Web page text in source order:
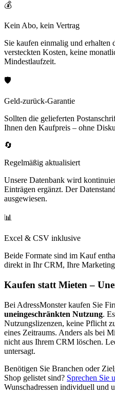
💰
Kein Abo, kein Vertrag
Sie kaufen einmalig und erhalten
versteckten Kosten, keine
Mindestlaufzeit.
🛡️
Geld-zurück-Garantie
Sollten die gelieferten
Ihnen den Kaufpreis – ohne
🔄
Regelmäßig aktualisiert
Unsere Datenbank wird
Einträgen ergänzt. Der
ausgewiesen.
📊
Excel & CSV inklusive
Beide Formate sind im Kauf
direkt in Ihr CRM, Ihre
Kaufen statt Mieten –
Bei AdressMonster kaufen Sie
uneingeschränkten Nutzung.
Nutzungslizenzen, keine Pflicht
eines Zeitraums. Anders als bei
nicht aus Ihrem CRM löschen.
untersagt.
Benötigen Sie Branchen oder
Shop gelistet sind? Sprechen Sie
Wunschadressen individuell und